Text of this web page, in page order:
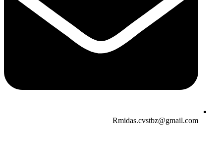
Rmidas.cvstbz@gmail.com